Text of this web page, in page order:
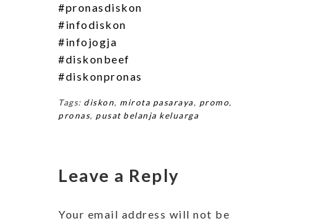
#pronasdiskon
#infodiskon
#infojogja
#diskonbeef
#diskonpronas
Tags: diskon, mirota pasaraya, promo,
pronas, pusat belanja keluarga
Leave a Reply
Your email address will not be